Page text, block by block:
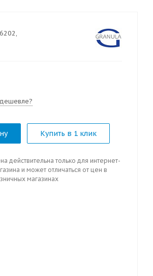
6202,
Купить в 1 клик
действительна только для интернет-
и может отличаться от цен в
магазинах